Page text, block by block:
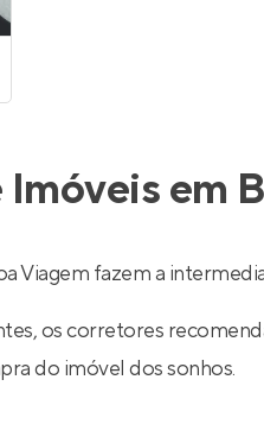
em
Viagem fazem a
os corretores
do imóvel dos sonhos.